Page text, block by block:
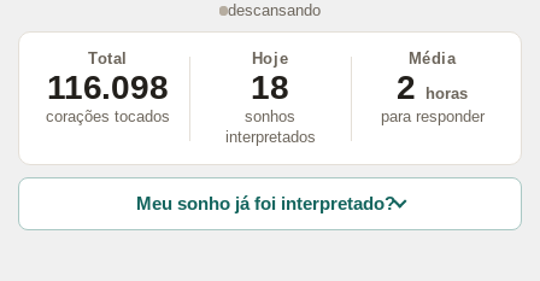
descansando
Total
116.098
corações tocados
Hoje
18
sonhos
interpretados
Média
2
horas
para responder
Meu sonho já foi interpretado?